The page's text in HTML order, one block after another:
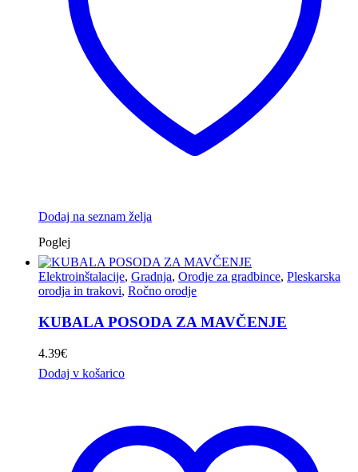
Dodaj na seznam želja
Poglej
Elektroinštalacije, Gradnja, Orodje za gradbince, Pleskarska
orodja in trakovi, Ročno orodje
KUBALA POSODA ZA MAVČENJE
4.39€
Dodaj v košarico